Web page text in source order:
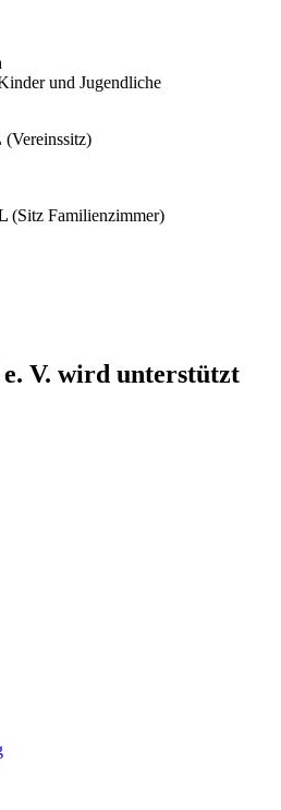
und Jugendliche
(Vereinssitz)
(Sitz Familienzimmer)
V. wird unterstützt